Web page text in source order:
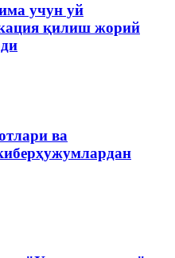
учун уй
қилиш жорий
ва